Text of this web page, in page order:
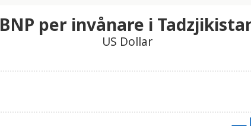
BNP per invånare i
US Dollar